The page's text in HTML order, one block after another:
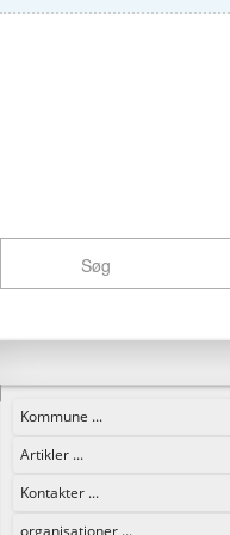
Kommune ...
Artikler ...
Kontakter ...
organisationer ...